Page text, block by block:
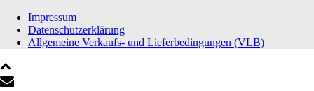
Impressum
Datenschutzerklärung
Allgemeine Verkaufs- und Lieferbedingungen (VLB)